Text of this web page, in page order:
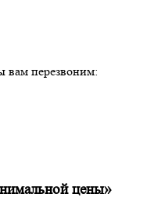
вам перезвоним:
цены»